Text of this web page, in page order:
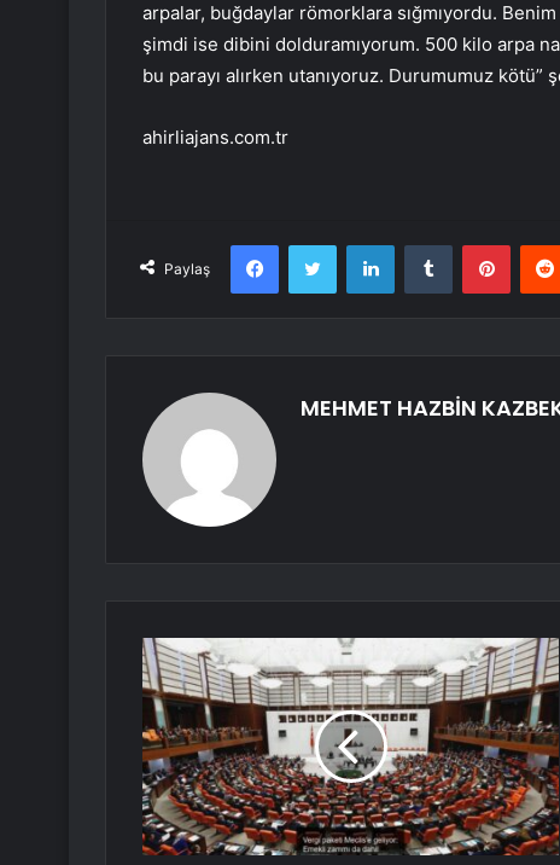
arpalar, buğdaylar römorklara sığmıyordu.
şimdi ise dibini dolduramıyorum. 500 kilo arpa
bu parayı alırken utanıyoruz. Durumumuz kötü”
ahirliajans.com.tr
Paylaş
FacebookTwitter LinkedInTumblr
MEHMET HAZBİN